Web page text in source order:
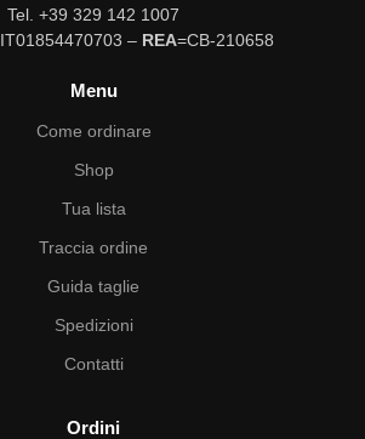
Tel. +39 329 142 1007
IT01854470703 – REA=CB-210658
Menu
Come ordinare
Shop
Tua lista
Traccia ordine
Guida taglie
Spedizioni
Contatti
Ordini